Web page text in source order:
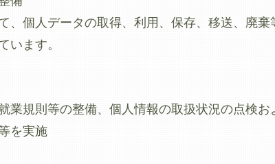
、個人データの取得、利用、保存、移送、廃
います。
業規則等の整備、個人情報の取扱状況の点検
を実施